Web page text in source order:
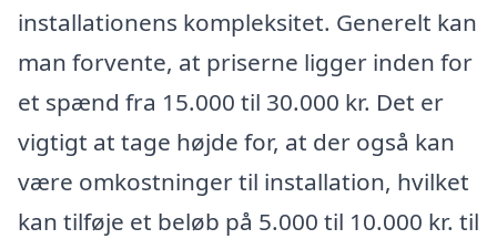
installationens kompleksitet. Generelt kan
man forvente, at priserne ligger inden for
et spænd fra 15.000 til 30.000 kr. Det er
vigtigt at tage højde for, at der også kan
være omkostninger til installation, hvilket
kan tilføje et beløb på 5.000 til 10.000 kr. til